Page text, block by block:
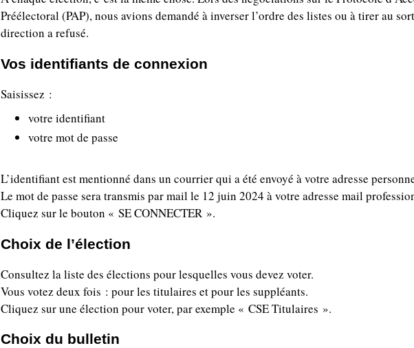
Préélectoral (PAP), nous avions demandé à inverser l’ordre des listes ou à tirer au
direction a refusé.
Vos identifiants de connexion
Saisissez :
votre identifiant
votre mot de passe
L’identifiant est mentionné dans un courrier qui a été envoyé à votre adresse
Le mot de passe sera transmis par mail le 12 juin 2024 à votre adresse mail
Cliquez sur le bouton « SE CONNECTER ».
Choix de l’élection
Consultez la liste des élections pour lesquelles vous devez voter.
Vous votez deux fois : pour les titulaires et pour les suppléants.
Cliquez sur une élection pour voter, par exemple « CSE Titulaires ».
Choix du bulletin